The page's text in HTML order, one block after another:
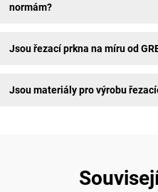
normám?
Jsou řezací prkna na míru od
Jsou materiály pro výrobu